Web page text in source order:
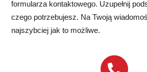
formularza kontaktowego. Uzupełnij
czego potrzebujesz. Na Twoją
najszybciej jak to możliwe.